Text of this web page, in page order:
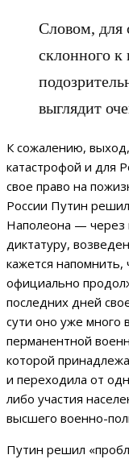
Словом, для
склонного к
выглядит
К сожалению,
катастрофой и для
свое право на
России Путин
Наполеона —
диктатуру,
кажется напомнить,
официально
последних дней
сути оно уже много
перманентной
которой
и переходила от
либо участия
высшего военно-
Путин решил